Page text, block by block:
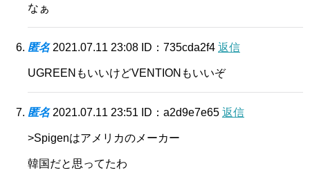
なぁ
匿名 2021.07.11 23:08 ID：735cda2f4 返信
UGREENもいいけどVENTIONもいいぞ
匿名 2021.07.11 23:51 ID：a2d9e7e65 返信
>Spigenはアメリカのメーカー
韓国だと思ってたわ